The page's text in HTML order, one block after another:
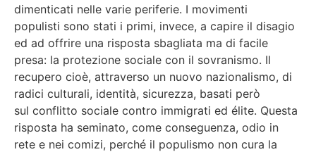
dimenticati nelle varie periferie. I movimenti
populisti sono stati i primi, invece, a capire il disagio
ed ad offrire una risposta sbagliata ma di facile
presa: la protezione sociale con il sovranismo. Il
recupero cioè, attraverso un nuovo nazionalismo, di
radici culturali, identità, sicurezza, basati però
sul conflitto sociale contro immigrati ed élite. Questa
risposta ha seminato, come conseguenza, odio in
rete e nei comizi, perché il populismo non cura la